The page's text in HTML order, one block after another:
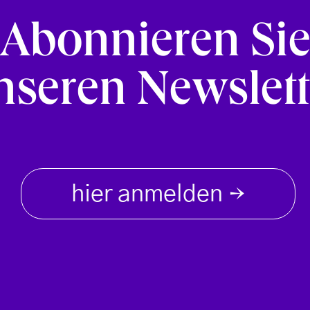
Abonnieren Sie
hier anmelden →